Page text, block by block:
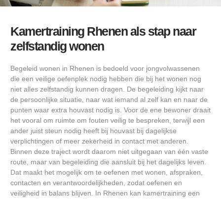
Kamertraining Rhenen als stap naar
zelfstandig wonen
Begeleid wonen in Rhenen is bedoeld voor jongvolwassenen
die een veilige oefenplek nodig hebben die bij het wonen nog
niet alles zelfstandig kunnen dragen. De begeleiding kijkt naar
de persoonlijke situatie, naar wat iemand al zelf kan en naar de
punten waar extra houvast nodig is. Voor de ene bewoner draait
het vooral om ruimte om fouten veilig te bespreken, terwijl een
ander juist steun nodig heeft bij houvast bij dagelijkse
verplichtingen of meer zekerheid in contact met anderen.
Binnen deze traject wordt daarom niet uitgegaan van één vaste
route, maar van begeleiding die aansluit bij het dagelijks leven.
Dat maakt het mogelijk om te oefenen met wonen, afspraken,
contacten en verantwoordelijkheden, zodat oefenen en
veiligheid in balans blijven. In Rhenen kan kamertraining een